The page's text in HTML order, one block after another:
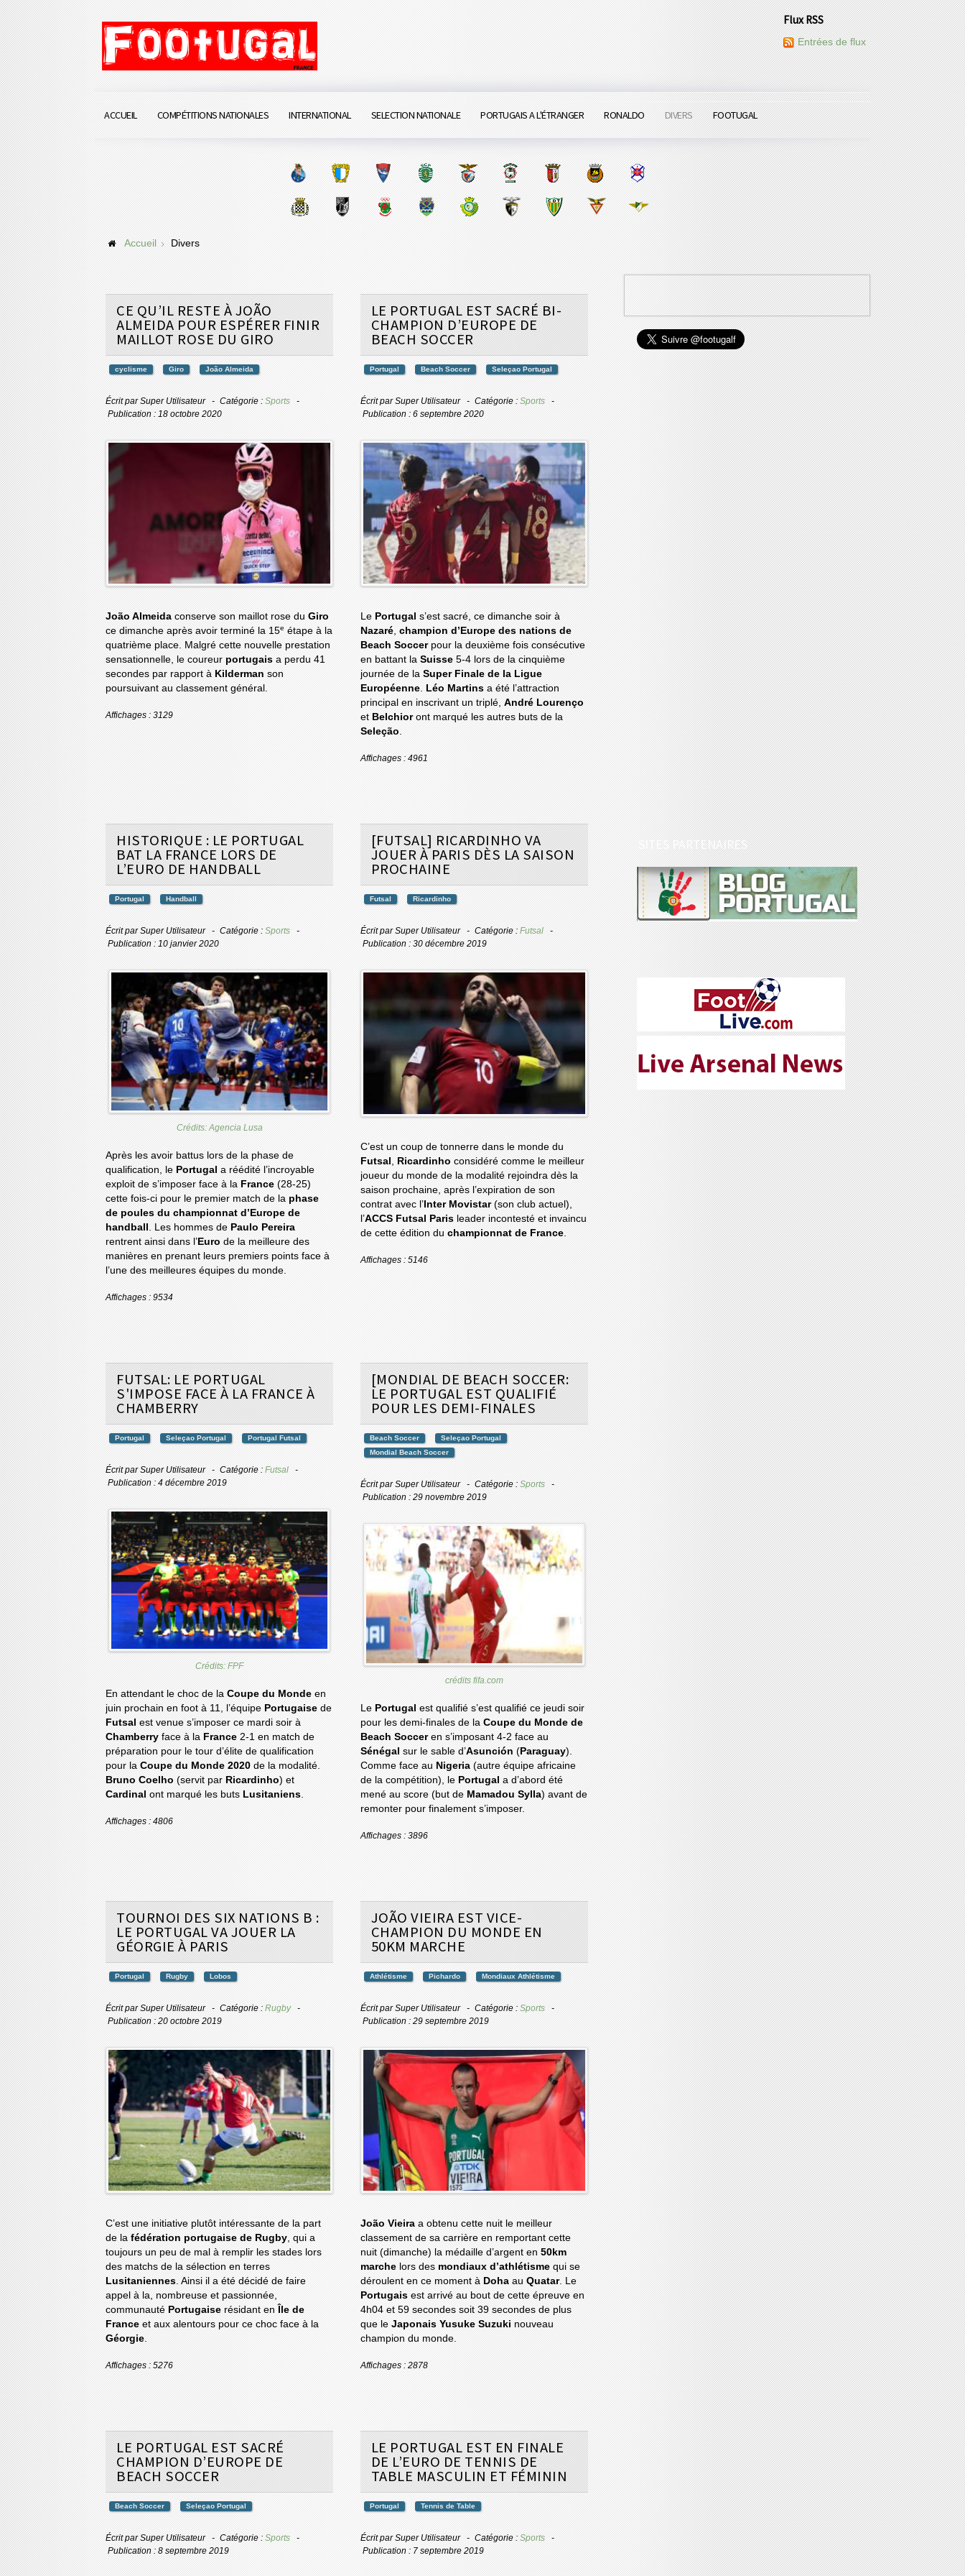
Flux RSS
Entrées de flux
ACCUEIL COMPÉTITIONS NATIONALES INTERNATIONAL SELECTION NATIONALE PORTUGAIS A L'ÉTRANGER RONALDO DIVERS FOOTUGAL
Accueil Divers
CE QU’IL RESTE À JOÃO
ALMEIDA POUR ESPÉRER FINIR
MAILLOT ROSE DU GIRO
cyclisme Giro João Almeida
Écrit parSuper Utilisateur Catégorie : Sports
Publication : 18 octobre 2020
João Almeida conserve son maillot rose du Giro
ce dimanche après avoir terminé la 15e étape à la
quatrième place. Malgré cette nouvelle prestation
sensationnelle, le coureur portugais a perdu 41
secondes par rapport à Kilderman son
poursuivant au classement général.
Affichages : 3129
LE PORTUGAL EST SACRÉ BI-
CHAMPION D’EUROPE DE
BEACH SOCCER
Portugal Beach Soccer Seleçao Portugal
Écrit parSuper Utilisateur Catégorie : Sports
Publication : 6 septembre 2020
Le Portugal s’est sacré, ce dimanche soir à
Nazaré, champion d’Europe des nations de
Beach Soccerpour la deuxième fois consécutive
en battant la Suisse 5-4 lors de la cinquième
journée de la Super Finale de la Ligue
Européenne. Léo Martinsa été l’attraction
principal en inscrivant un triplé, André Lourenço
et Belchior ont marqué les autres buts de la
Seleção.
Affichages : 4961
HISTORIQUE : LE PORTUGAL
BAT LA FRANCE LORS DE
L’EURO DE HANDBALL
Portugal Handball
Écrit parSuper Utilisateur Catégorie : Sports
Publication : 10 janvier 2020
Crédits: Agencia Lusa
Après les avoir battus lors de la phase de
qualification, le Portugal a réédité l’incroyable
exploit de s’imposer face à la France (28-25)
cette fois-ci pour le premier match de la phase
de poules du championnat d’Europe de
handball . Les hommes de Paulo Pereira
rentrent ainsi dans l’Euro de la meilleure des
manières en prenant leurs premiers points face à
l’une des meilleures équipes du monde.
Affichages : 9534
[FUTSAL] RICARDINHO VA
JOUER À PARIS DÈS LA SAISON
PROCHAINE
Futsal Ricardinho
Écrit parSuper Utilisateur Catégorie : Futsal
Publication : 30 décembre 2019
C’est un coup de tonnerre dans le monde du
Futsal
Ricardinho considéré comme le meilleur
joueur du monde de la modalité rejoindra dès la
saison prochaine, après l’expiration de son
contrat avec l’Inter Movistar(son club actuel),
l’ACCS Futsal Parisleader incontesté et invaincu
de cette édition du championnat de France.
Affichages : 5146
FUTSAL: LE PORTUGAL
S'IMPOSE FACE À LA FRANCE À
CHAMBERRY
Portugal Seleçao Portugal Portugal Futsal
Écrit parSuper Utilisateur Catégorie : Futsal
Publication : 4 décembre 2019
Crédits: FPF
En attendant le choc de la Coupe du Monde en
juin prochain en foot à 11, l’équipe Portugaise de
Futsal est venue s’imposer ce mardi soir à
Chamberry face à la France 2-1 en match de
préparation pour le tour d’élite de qualification
pour la Coupe du Monde 2020 de la modalité.
Bruno Coelho (servit par Ricardinho) et
Cardinal ont marqué les buts Lusitaniens
Affichages : 4806
[MONDIAL DE BEACH SOCCER:
LE PORTUGAL EST QUALIFIÉ
POUR LES DEMI-FINALES
Beach Soccer
Seleçao Portugal
Mondial Beach Soccer
Écrit parSuper Utilisateur Catégorie : Sports
Publication : 29 novembre 2019
crédits fifa.com
Le Portugal est qualifié s’est qualifié ce jeudi soir
pour les demi-finales de la Coupe du Monde de
Beach Socceren s’imposant 4-2 face au
Sénégal sur le sable d’Asunción (Paraguay).
Comme face au Nigeria(autre équipe africaine
de la compétition), le Portugal a d’abord été
mené au score (but de Mamadou Sylla) avant de
remonter pour finalement s’imposer.
Affichages : 3896
TOURNOI DES SIX NATIONS B :
LE PORTUGAL VA JOUER LA
GÉORGIE À PARIS
Portugal Rugby Lobos
Écrit parSuper Utilisateur Catégorie : Rugby
Publication : 20 octobre 2019
C’est une initiative plutôt intéressante de la part
de la fédération portugaise de Rugby, qui a
toujours un peu de mal à remplir les stades lors
des matchs de la sélection en terres
Lusitaniennes. Ainsi il a été décidé de faire
appel à la, nombreuse et passionnée,
communauté Portugaise résidant en
Île de
France et aux alentours pour ce choc face à la
Géorgie.
Affichages : 5276
JOÃO VIEIRA EST VICE-
CHAMPION DU MONDE EN
50KM MARCHE
Athlétisme Pichardo Mondiaux Athlétisme
Écrit parSuper Utilisateur Catégorie : Sports
Publication : 29 septembre 2019
João Vieiraa obtenu cette nuit le meilleur
classement de sa carrière en remportant cette
nuit (dimanche) la médaille d’argent en 50km
marchelors des mondiaux d’athlétismequi se
déroulent en ce moment à Dohaau Quatar. Le
Portugais est arrivé au bout de cette épreuve en
4h04 et 59 secondes soit 39 secondes de plus
que le Japonais Yusuke Suzuki nouveau
champion du monde.
Affichages : 2878
LE PORTUGAL EST SACRÉ
CHAMPION D’EUROPE DE
BEACH SOCCER
Beach Soccer Seleçao Portugal
Écrit parSuper Utilisateur Catégorie : Sports
Publication : 8 septembre 2019
LE PORTUGAL EST EN FINALE
DE L’EURO DE TENNIS DE
TABLE MASCULIN ET FÉMININ
Portugal Tennis de Table
Écrit parSuper Utilisateur Catégorie : Sports
Publication : 7 septembre 2019
SITES PARTENAIRES